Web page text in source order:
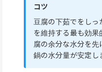
コツ
豆腐の下茹でをし
を維持する最も効
腐の余分な水分を先
鍋の水分量が安定し